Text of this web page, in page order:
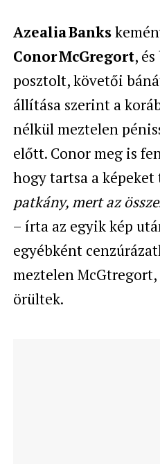
Azealia Banks
Conor McGregort,
posztolt, követői
állítása szerint a
nélkül meztelen
előtt. Conor meg is
hogy tartsa a képeket
patkány, mert az
– írta az egyik kép
egyébként
meztelen
örültek.